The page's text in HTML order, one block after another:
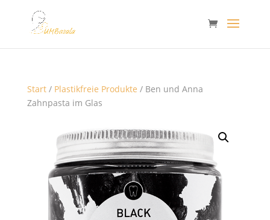
Start/ Plastikfreie Produkte / Ben und Anna
Zahnpasta im Glas